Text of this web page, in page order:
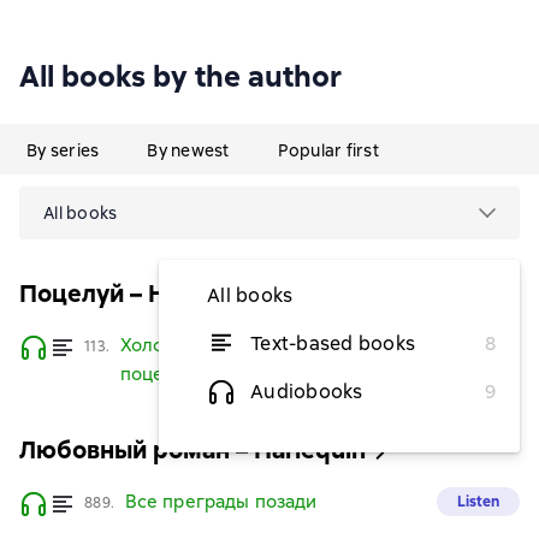
All books by the author
By series By newest Popular first
All books
All books
Text-based books
8
Audiobooks
9
Поцелуй – Harlequin
113.
Холодное сердце, горячие
поцелуи
Listen
Любовный роман – Harlequin
889. Все преграды позади Listen